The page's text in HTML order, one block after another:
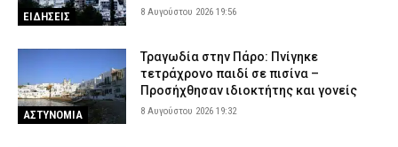
ΕΙΔΗΣΕΙΣ 8 Αυγούστου 2026 19:56
ΑΣΤΥΝΟΜΙΑ
Τραγωδία στην Πάρο: Πνίγηκε
τετράχρονο παιδί σε πισίνα –
Προσήχθησαν ιδιοκτήτης και γονείς
8 Αυγούστου 2026 19:32